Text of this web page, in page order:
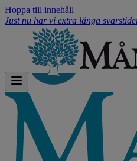
Hoppa till innehåll
Just nu har vi extra långa